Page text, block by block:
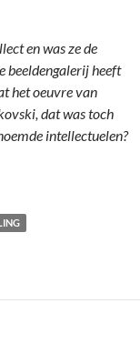
en was ze de
beeldengalerij heeft
het oeuvre van
dat was toch
intellectuelen?